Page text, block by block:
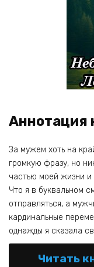
Аннотация
За мужем хоть на
громкую фразу, но
частью моей жизни и
Что я в буквальном
отправляться, а
кардинальные
однажды я сказала
Читать